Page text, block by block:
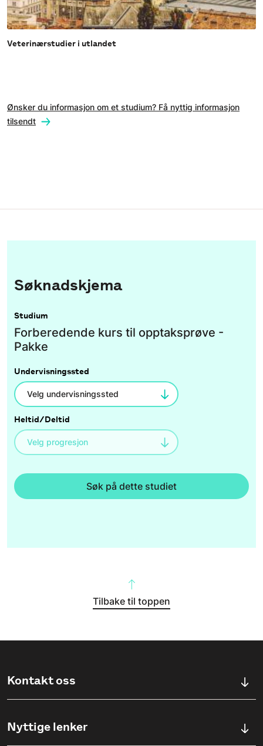
Veterinærstudier i utlandet
Ønsker du informasjon om et studium? Få nyttig informasjon
tilsendt
Søknadskjema
Studium
Forberedende kurs til opptaksprøve -
Pakke
Undervisningssted
Heltid/Deltid
Søk på dette studiet
Tilbake til toppen
Kontakt oss
Nyttige lenker